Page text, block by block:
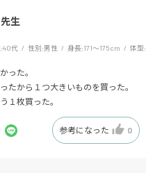
生
40代 性別:男性 身長:171～175cm 体型:
った。
たから１つ大きいものを買った。
１枚買った。
参考になった 0